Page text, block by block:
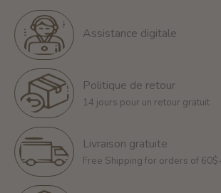
Assistance digitale
Politique de retour
14 jours pour un retour gratuit
Livraison gratuite
Free Shipping for orders of